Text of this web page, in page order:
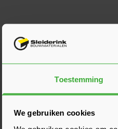
Toestemming
We gebruiken cookies